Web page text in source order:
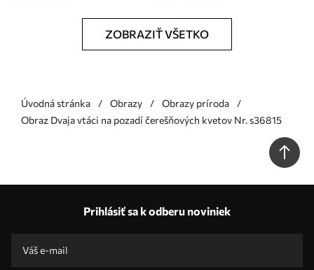
ZOBRAZIŤ VŠETKO
Úvodná stránka Obrazy
Obrazy príroda
Obraz Dvaja vtáci na pozadí čerešňových kvetov Nr. s36815
Prihlásiť sa k odberu noviniek